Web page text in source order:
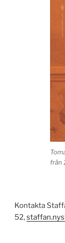
från
Kontakta
52,